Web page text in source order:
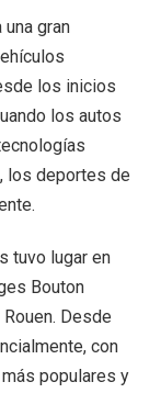
gran
los inicios
los autos
los deportes de
tuvo lugar en
Bouton
Desde
con
populares y